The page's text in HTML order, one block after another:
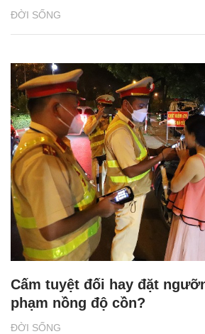
ĐỜI SỐNG
ĐỜI SỐNG
Cấm tuyệt đối hay đặt
phạm nồng độ cồn?